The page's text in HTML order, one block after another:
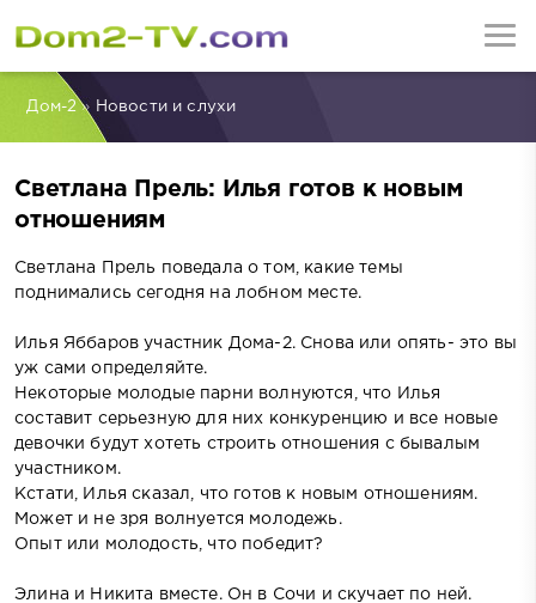
Дом-2» Новости и слухи
Светлана Прель: Илья готов к новым
отношениям
Светлана Прель поведала о том, какие темы
поднимались сегодня на лобном месте.
Илья Яббаров участник Дома-2. Снова или опять- это вы
уж сами определяйте.
Некоторые молодые парни волнуются, что Илья
составит серьезную для них конкуренцию и все новые
девочки будут хотеть строить отношения с бывалым
участником.
Кстати, Илья сказал, что готов к новым отношениям.
Может и не зря волнуется молодежь.
Опыт или молодость, что победит?
Элина и Никита вместе. Он в Сочи и скучает по ней.